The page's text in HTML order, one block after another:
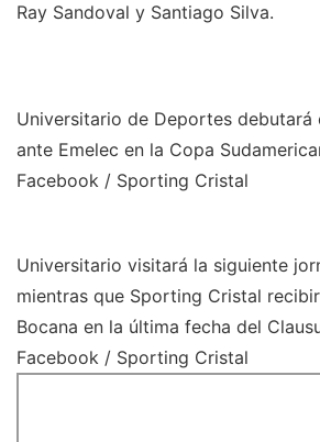
Ray Sandoval y Santiago Silva.
Universitario de Deportes debutará
ante Emelec en la Copa
Facebook / Sporting Cristal
Universitario visitará la siguiente
mientras que Sporting Cristal
Bocana en la última fecha del
Facebook / Sporting Cristal